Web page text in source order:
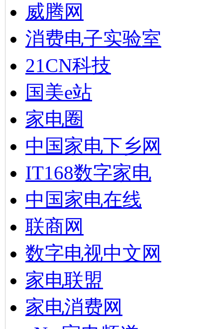
威腾网
消费电子实验室
21CN科技
国美e站
家电圈
中国家电下乡网
IT168数字家电
中国家电在线
联商网
数字电视中文网
家电联盟
家电消费网